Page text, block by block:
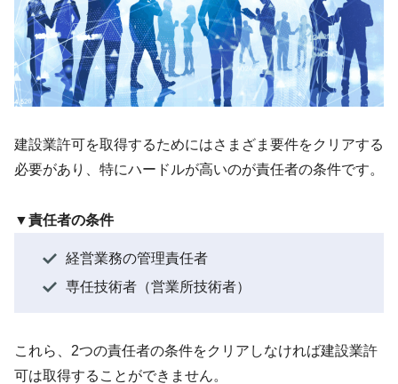
建設業許可を取得するためにはさまざま要件をクリアする
必要があり、特にハードルが高いのが責任者の条件です。
▼責任者の条件
経営業務の管理責任者
専任技術者（営業所技術者）
これら、2つの責任者の条件をクリアしなければ建設業許
可は取得することができません。